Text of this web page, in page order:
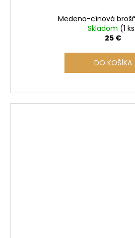
Medeno-cínová
Skladom (1
25 €
DO KOŠÍKA